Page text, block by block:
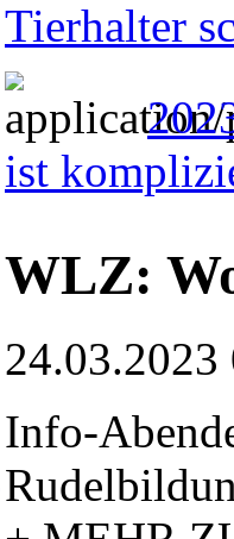
Tierhalter
ist
WLZ:
24.03.2023
Info-